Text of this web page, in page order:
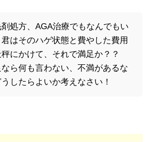
処方、AGA治療でもなんでもい
はそのハゲ状態と費やした費用
秤にかけて、それで満足か？？
ら何も言わない、不満があるな
うしたらよいか考えなさい！